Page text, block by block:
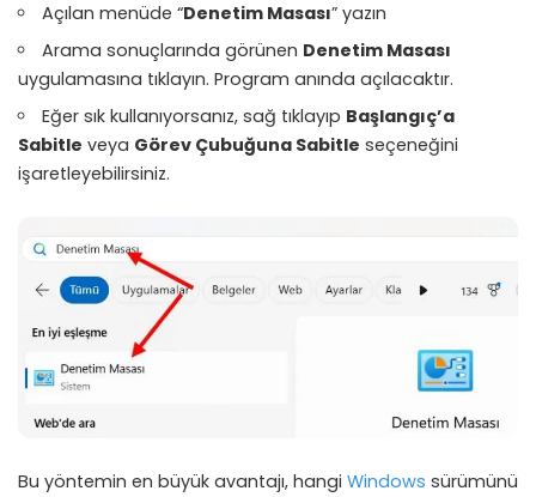
Açılan menüde “Denetim Masası” yazın
Arama sonuçlarında görünen Denetim Masası
uygulamasına tıklayın. Program anında açılacaktır.
Eğer sık kullanıyorsanız, sağ tıklayıp Başlangıç’a
Sabitle veya Görev Çubuğuna Sabitle seçeneğini
işaretleyebilirsiniz.
Bu yöntemin en büyük avantajı, hangi Windows sürümünü